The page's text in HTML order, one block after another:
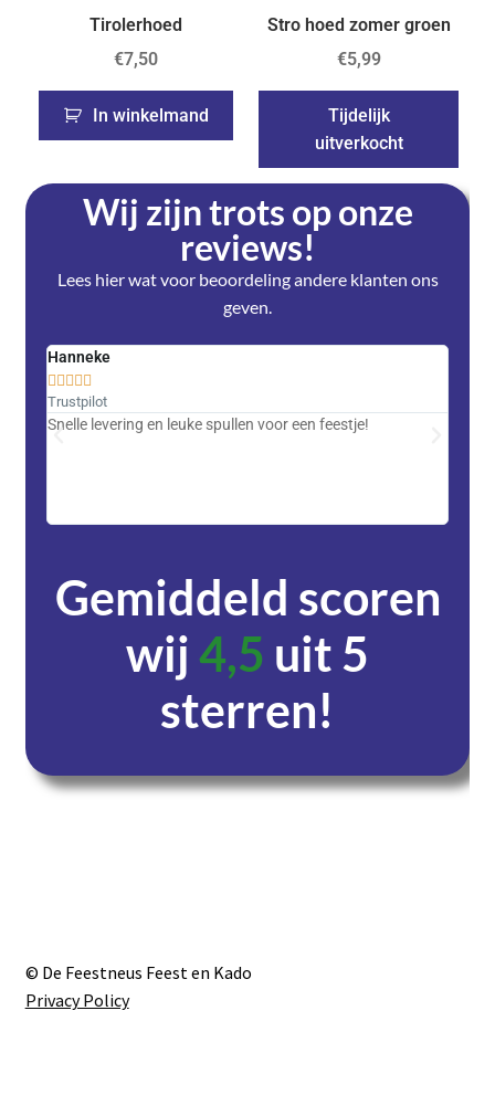
Tirolerhoed
€7,50
In winkelmand
Stro hoed zomer groen
€5,99
Tijdelijk
uitverkocht
Wij zijn trots op onze
reviews!
Lees hier wat voor beoordeling andere klanten ons
geven.
Hanneke
    
Trustpilot
Snelle levering en leuke spullen voor een feestje!
Gemiddeld scoren
wij4,5 uit 5
sterren!
© De Feestneus Feest en Kado
Privacy Policy